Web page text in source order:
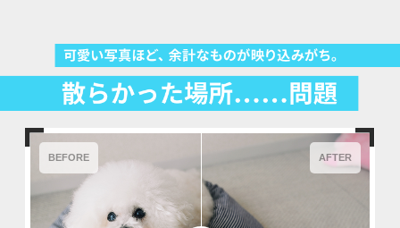
BEFORE AFTER